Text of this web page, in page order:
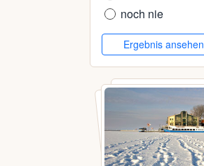
noch nie
Ergebnis ansehen